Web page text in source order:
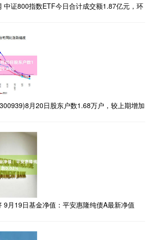
中证800指数ETF今日合计成交额1.87亿元，环
月20日股东户数1.68万户，较上期增加
9月19日基金净值：平安惠隆纯债A最新净值